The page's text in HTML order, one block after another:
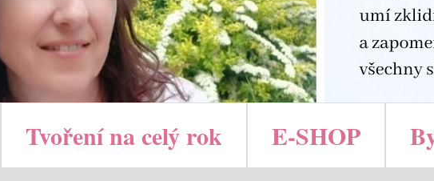
Tvoření na celý rok E-SHOP